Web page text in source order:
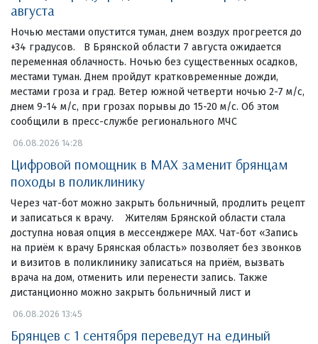
августа
Ночью местами опустится туман, днем воздух прогреется до
+34 градусов. В Брянской области 7 августа ожидается
переменная облачность. Ночью без существенных осадков,
местами туман. Днем пройдут кратковременные дожди,
местами гроза и град. Ветер южной четверти ночью 2-7 м/с,
днем 9-14 м/с, при грозах порывы до 15-20 м/с. Об этом
сообщили в пресс-службе регионального МЧС
06.08.2026 14:28
Цифровой помощник в MAX заменит брянцам
походы в поликлинику
Через чат-бот можно закрыть больничный, продлить рецепт
и записаться к врачу. Жителям Брянской области стала
доступна новая опция в мессенджере MAX. Чат-бот «Запись
на приём к врачу Брянская область» позволяет без звонков
и визитов в поликлинику записаться на приём, вызвать
врача на дом, отменить или перенести запись. Также
дистанционно можно закрыть больничный лист и
06.08.2026 13:45
Брянцев с 1 сентября переведут на единый